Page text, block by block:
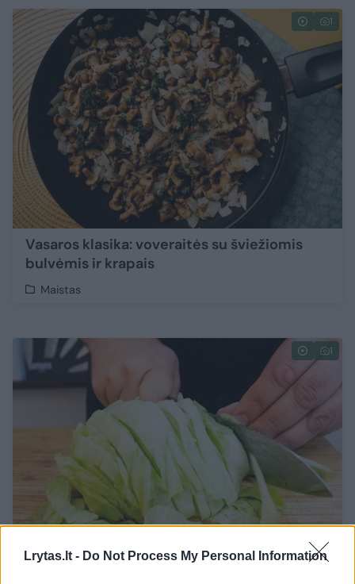
Lrytas.lt - Do Not Process My Personal Information
1
Vasaros klasika: voveraitės su šviežiomis
bulvėmis ir krapais
Maistas
1